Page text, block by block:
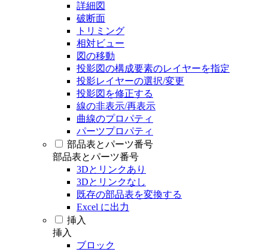
詳細図
破断面
トリミング
相対ビュー
図の移動
投影図の構成要素のレイヤーを指定
投影レイヤーの選択/変更
投影図を修正する
線の非表示/再表示
曲線のプロパティ
パーツプロパティ
部品表とパーツ番号
部品表とパーツ番号
3Dとリンクあり
3Dとリンクなし
既存の部品表を変換する
Excel に出力
挿入
挿入
ブロック